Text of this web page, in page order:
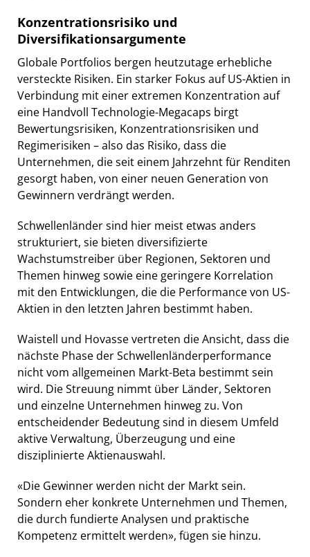
Konzentrationsrisiko und
Diversifikationsargumente
Globale Portfolios bergen heutzutage erhebliche
versteckte Risiken. Ein starker Fokus auf US-Aktien in
Verbindung mit einer extremen Konzentration auf
eine Handvoll Technologie-Megacaps birgt
Bewertungsrisiken, Konzentrationsrisiken und
Regimerisiken – also das Risiko, dass die
Unternehmen, die seit einem Jahrzehnt für Renditen
gesorgt haben, von einer neuen Generation von
Gewinnern verdrängt werden.
Schwellenländer sind hier meist etwas anders
strukturiert, sie bieten diversifizierte
Wachstumstreiber über Regionen, Sektoren und
Themen hinweg sowie eine geringere Korrelation
mit den Entwicklungen, die die Performance von US-
Aktien in den letzten Jahren bestimmt haben.
Waistell und Hovasse vertreten die Ansicht, dass die
nächste Phase der Schwellenländerperformance
nicht vom allgemeinen Markt-Beta bestimmt sein
wird. Die Streuung nimmt über Länder, Sektoren
und einzelne Unternehmen hinweg zu. Von
entscheidender Bedeutung sind in diesem Umfeld
aktive Verwaltung, Überzeugung und eine
disziplinierte Aktienauswahl.
«Die Gewinner werden nicht der Markt sein.
Sondern eher konkrete Unternehmen und Themen,
die durch fundierte Analysen und praktische
Kompetenz ermittelt werden», fügen sie hinzu.